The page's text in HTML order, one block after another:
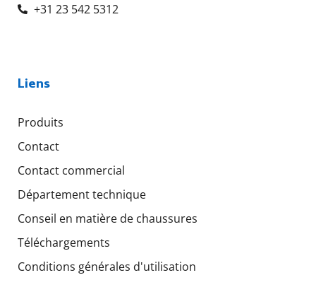
+31 23 542 5312
Liens
Produits
Contact
Contact commercial
Département technique
Conseil en matière de chaussures
Téléchargements
Conditions générales d'utilisation